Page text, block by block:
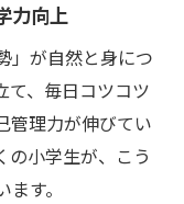
力向上
」が自然と身につ
て、毎日コツコツ
管理力が伸びてい
の小学生が、こう
す。